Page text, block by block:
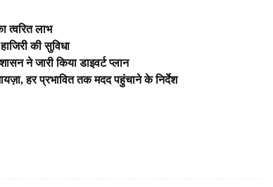
त्वरित लाभ
की सुविधा
ने जारी किया डाइवर्ट प्लान
हर प्रभावित तक मदद पहुंचाने के निर्देश